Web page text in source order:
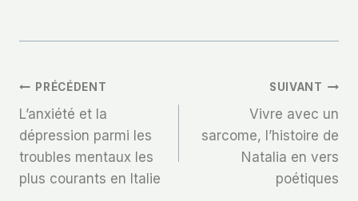
Navigation
De
L’article
PRÉCÉDENT
L’anxiété et la
dépression parmi les
troubles mentaux les
plus courants en Italie
SUIVANT
Vivre avec un
sarcome, l’histoire de
Natalia en vers
poétiques